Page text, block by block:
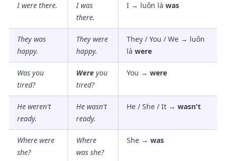
I were there. Iwas
there.
I → luôn là was
They was
happy.
They were
happy.
They / You / We → luôn
là were
Was you
tired?
Were you
tired?
You → were
He weren't
ready.
He wasn't
ready.
He / She / It → wasn't
Where were
she?
Where
was she?
She → was